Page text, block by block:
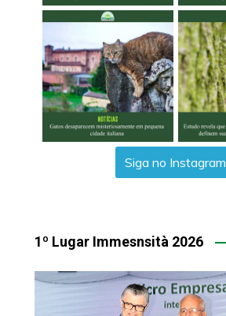
Siga no Instagram
1º Lugar Immesnsità 2026